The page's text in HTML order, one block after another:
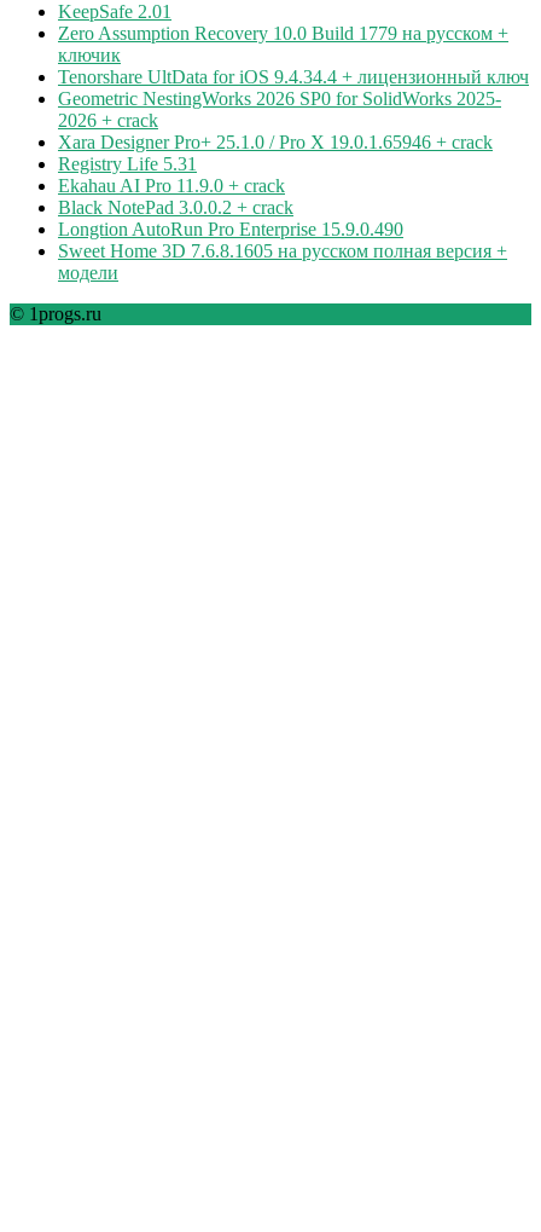
KeepSafe 2.01
Zero Assumption Recovery 10.0 Build 1779 на русском +
ключик
Tenorshare UltData for iOS 9.4.34.4 + лицензионный ключ
Geometric NestingWorks 2026 SP0 for SolidWorks 2025-
2026 + crack
Xara Designer Pro+ 25.1.0 / Pro X 19.0.1.65946 + crack
Registry Life 5.31
Ekahau AI Pro 11.9.0 + crack
Black NotePad 3.0.0.2 + crack
Longtion AutoRun Pro Enterprise 15.9.0.490
Sweet Home 3D 7.6.8.1605 на русском полная версия +
модели
© 1progs.ru